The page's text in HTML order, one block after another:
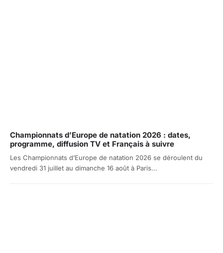
Championnats d’Europe de natation 2026 : dates,
programme, diffusion TV et Français à suivre
Les Championnats d’Europe de natation 2026 se déroulent du
vendredi 31 juillet au dimanche 16 août à Paris...